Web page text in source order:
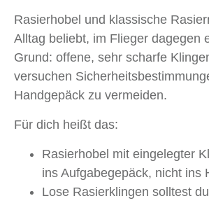
Rasierhobel und klassische
Alltag beliebt, im Flieger dagegen
Grund: offene, sehr scharfe
versuchen
Handgepäck zu vermeiden.
Für dich heißt das:
Rasierhobel mit eingelegter
ins Aufgabegepäck, nicht ins
Lose Rasierklingen solltest